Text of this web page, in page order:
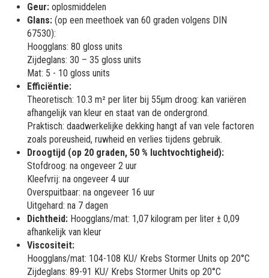
Geur: oplosmiddelen
Glans: (op een meethoek van 60 graden volgens DIN
67530):
Hoogglans: 80 gloss units
Zijdeglans: 30 – 35 gloss units
Mat: 5 - 10 gloss units
Efficiëntie:
Theoretisch: 10.3 m² per liter bij 55µm droog: kan variëren
afhangelijk van kleur en staat van de ondergrond.
Praktisch: daadwerkelijke dekking hangt af van vele factoren
zoals poreusheid, ruwheid en verlies tijdens gebruik.
Droogtijd (op 20 graden, 50 % luchtvochtigheid):
Stofdroog: na ongeveer 2 uur
Kleefvrij: na ongeveer 4 uur
Overspuitbaar: na ongeveer 16 uur
Uitgehard: na 7 dagen
Dichtheid: Hoogglans/mat: 1,07 kilogram per liter ± 0,09
afhankelijk van kleur
Viscositeit:
Hoogglans/mat: 104-108 KU/ Krebs Stormer Units op 20°C
Zijdeglans: 89-91 KU/ Krebs Stormer Units op 20°C